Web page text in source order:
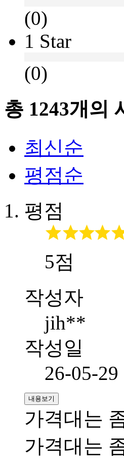
(0)
1 Star
(0)
총 1243개의
최신순
평점순
평점
5점
작성자
jih**
작성일
26-05-29
내용보기
가격대는
가격대는